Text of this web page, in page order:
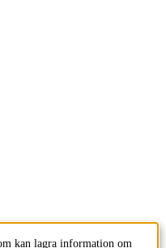
kan lagra information om